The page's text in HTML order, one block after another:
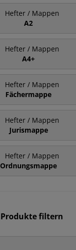
Hefter / Mappen
A2
Hefter / Mappen
A4+
Hefter / Mappen
Fächermappe
Hefter / Mappen
Jurismappe
Hefter / Mappen
Ordnungsmappe
Produkte filtern